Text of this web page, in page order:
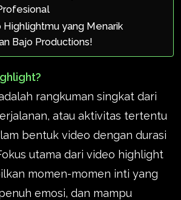
Highlightmu yang Menarik
Bajo Productions!
rangkuman singkat dari
atau aktivitas tertentu
bentuk video dengan durasi
utama dari video highlight
momen-momen inti yang
emosi, dan mampu